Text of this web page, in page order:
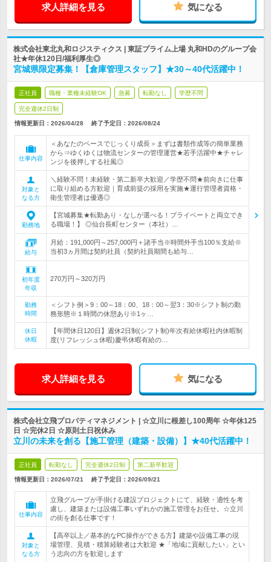
求人詳細を見る 気になる
株式会社東北丸和ロジスティクス | 東証プライム上場 丸和HDのグループ会
社★年休120日/福利厚生◎
宮城県限定募集！【倉庫管理スタッフ】★30～40代活躍中！
正社員 職種・業種未経験OK 急募 転勤なし 学歴不問
完全週休2日制
情報更新日：2026/04/28 終了予定日： 2026/08/24
仕事内容
＜あなたのペースでじっくり成長＞まずは書類作成等の簡単業務
から⇒ゆくゆくは物流センターの管理運営★若手活躍中★チャレ
ンジを後押しする社風◎
対象と
なる方
＼経験不問！未経験・第二新卒大歓迎／学歴不問★前向きに仕事
に取り組める方歓迎｜育成前提の採用を実施★運行管理者資格・
衛生管理者は優遇◎
勤務地
【宮城募集★転勤あり・なしが選べる！プライベートと両立でき
る職場！】 ◎仙台長町センター（本社）…
給与
月給：191,000円～257,000円＋諸手当※時間外手当100％支給※
当初3ヵ月間は契約社員（契約社員期間も給与…
初年度
年収
270万円～320万円
勤務
時間
＜シフト例＞9：00～18：00、18：00～翌3：30※シフト制の勤
務形態※１時間の休憩あり※1ヶ…
休日
休暇
【年間休日120日】週休2日制(シフト制)年次有給休暇社内休暇制
度(リフレッシュ休暇)慶弔休暇有給の…
求人詳細を見る 気になる
株式会社立飛プロパティマネジメント | ☆立川に根差し100周年 ☆年休125
日 ☆完休2日 ☆原則土日祝休み
立川の未来を創る【施工管理（建築・設備）】★40代活躍中！
正社員 転勤なし 完全週休2日制 第二新卒歓迎
情報更新日：2026/07/21 終了予定日： 2026/09/21
仕事内容
立飛グループが手掛ける建設プロジェクトにて、経験・適性を考
慮し、建築または設備工事いずれかの施工管理をお任せ。☆立川
の街を創る仕事です！
対象と
なる方
【高卒以上／基本的なPC操作ができる方】建築や設備工事の現
場管理、見積・積算経験者は大歓迎 ★「地域に貢献したい」とい
う志向の方を歓迎します